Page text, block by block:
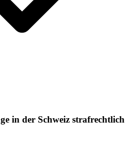
in der Schweiz strafrechtlich